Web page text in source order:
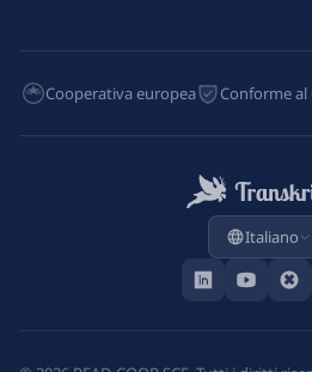
Cooperativa europea Conforme al
Italiano